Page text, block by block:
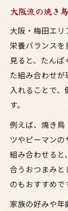
大阪流の焼き
大阪・梅田エ
栄養バランス
見ると、たん
た組み合わせが
入れることで
す。
例えば、焼き鳥
ツやピーマン
組み合わせると
合うおつまみと
のもおすすめで
家族の好みや